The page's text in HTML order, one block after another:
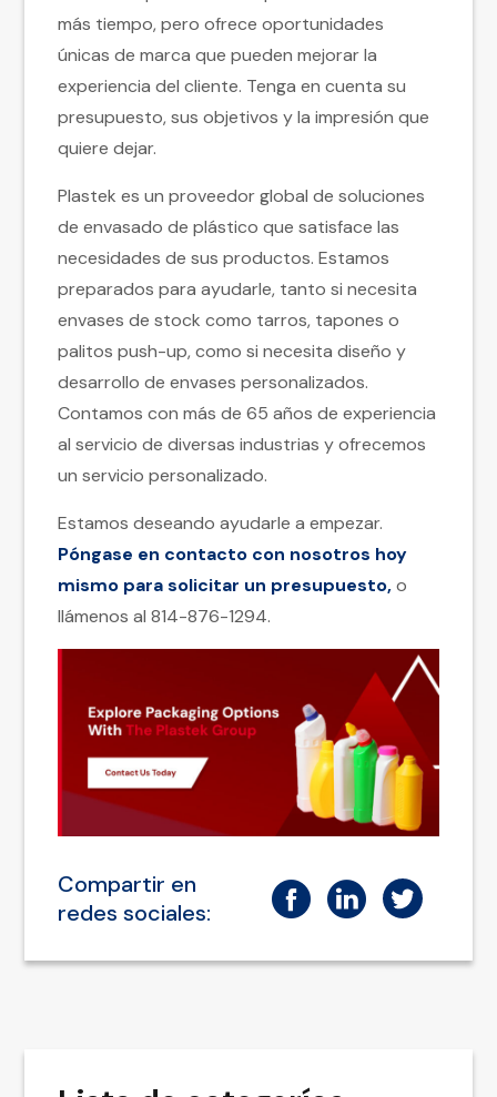
más tiempo, pero ofrece oportunidades
únicas de marca que pueden mejorar la
experiencia del cliente. Tenga en cuenta su
presupuesto, sus objetivos y la impresión que
quiere dejar.
Plastek es un proveedor global de soluciones
de envasado de plástico que satisface las
necesidades de sus productos. Estamos
preparados para ayudarle, tanto si necesita
envases de stock como tarros, tapones o
palitos push-up, como si necesita diseño y
desarrollo de envases personalizados.
Contamos con más de 65 años de experiencia
al servicio de diversas industrias y ofrecemos
un servicio personalizado.
Estamos deseando ayudarle a empezar.
Póngase en contacto con nosotros hoy
mismo para solicitar un presupuesto,o
llámenos al 814-876-1294.
Compartir en
redes sociales: